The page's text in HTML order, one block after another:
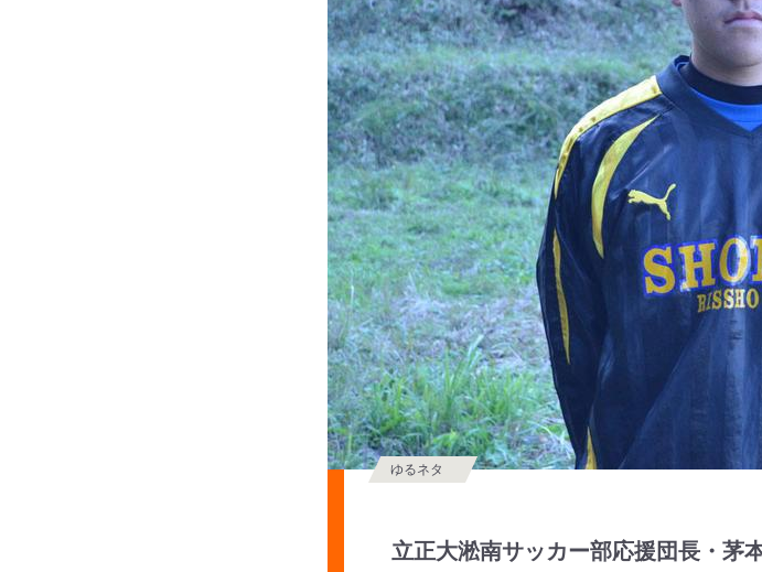
立正大淞南サッカー部応援団長・茅
ゆるネタ